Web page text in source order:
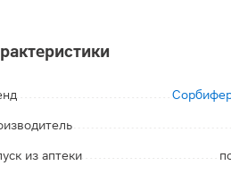
из аптеки